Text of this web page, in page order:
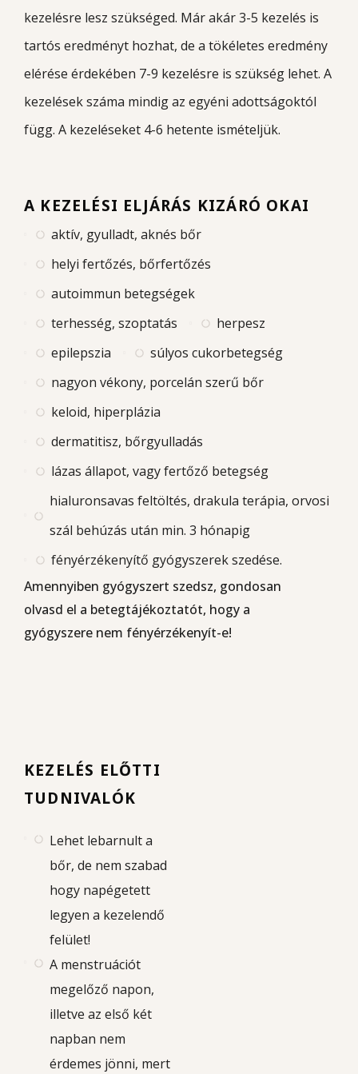
kezelésre lesz szükséged. Már akár 3-5 kezelés is
tartós eredményt hozhat, de a tökéletes eredmény
elérése érdekében 7-9 kezelésre is szükség lehet. A
kezelések száma mindig az egyéni adottságoktól
függ. A kezeléseket 4-6 hetente ismételjük.
A KEZELÉSI ELJÁRÁS KIZÁRÓ OKAI
aktív, gyulladt, aknés bőr
helyi fertőzés, bőrfertőzés
autoimmun betegségek
terhesség, szoptatás
herpesz
epilepszia
súlyos cukorbetegség
nagyon vékony, porcelán szerű bőr
keloid, hiperplázia
dermatitisz, bőrgyulladás
lázas állapot, vagy fertőző betegség
hialuronsavas feltöltés, drakula terápia, orvosi
szál behúzás után min. 3 hónapig
fényérzékenyítő gyógyszerek szedése.
Amennyiben gyógyszert szedsz, gondosan
olvasd el a betegtájékoztatót, hogy a
gyógyszere nem fényérzékenyít-e!
KEZELÉS ELŐTTI
TUDNIVALÓK
Lehet lebarnult a
bőr, de nem szabad
hogy napégetett
legyen a kezelendő
felület!
A menstruációt
megelőző napon,
illetve az első két
napban nem
érdemes jönni, mert